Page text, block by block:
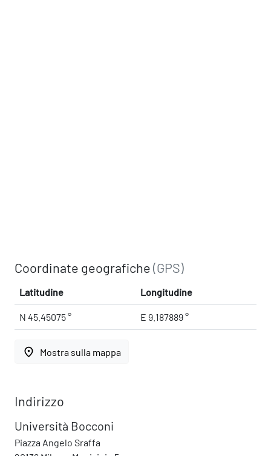
Coordinate geografiche(GPS)
Latitudine Longitudine
N 45.45075 ° E 9.187889 °
place Mostra sulla mappa
Indirizzo
Università Bocconi
Piazza Angelo Sraffa